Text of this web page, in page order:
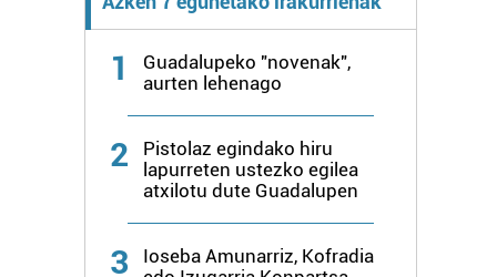
1
Guadalupeko "novenak",
aurten lehenago
2
Pistolaz egindako hiru
lapurreten ustezko egilea
atxilotu dute Guadalupen
3
Ioseba Amunarriz, Kofradia